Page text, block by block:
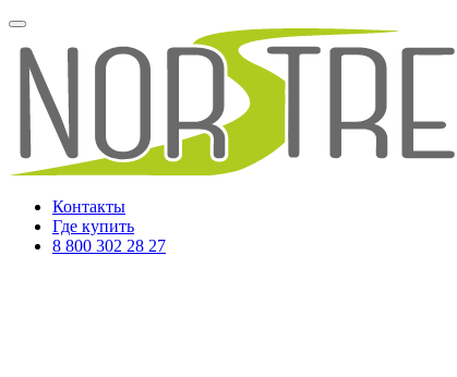
Контакты
Где купить
8 800 302 28 27